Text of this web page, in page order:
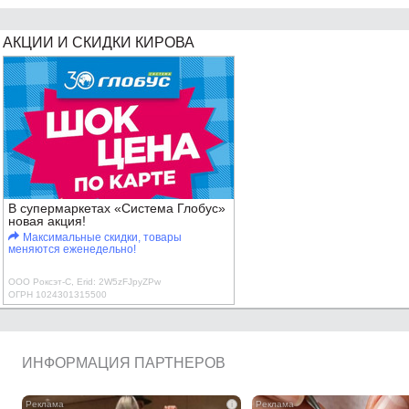
АКЦИИ И СКИДКИ КИРОВА
В супермаркетах «Система Глобус»
новая акция!
Максимальные скидки, товары
меняются еженедельно!
ООО Роксэт-С, Erid: 2W5zFJpyZPw
ОГРН 1024301315500
ИНФОРМАЦИЯ ПАРТНЕРОВ
i